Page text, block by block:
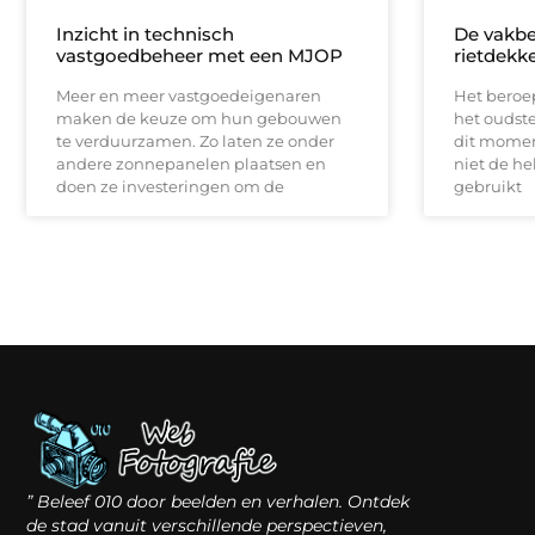
Inzicht in technisch
vastgoedbeheer met een MJOP
Meer en meer vastgoedeigenaren
maken de keuze om hun gebouwen
te verduurzamen. Zo laten ze onder
andere zonnepanelen plaatsen en
doen ze investeringen om de
De
Het
het
dit
niet de
gebruikt
” Beleef 010 door beelden en verhalen. Ontdek
de stad vanuit verschillende perspectieven,